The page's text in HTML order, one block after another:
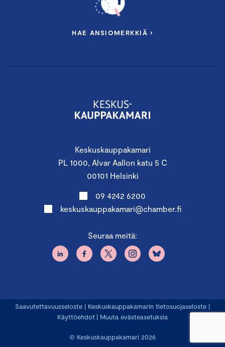
Keskuskauppakamari
PL 1000, Alvar Aallon katu 5 C
00101 Helsinki
09 4242 6200
keskuskauppakamari@chamber.fi
Seuraa meitä:
HAE ANSIOMERKKIÄ ›
© Keskuskauppakamari 2026
Saavutettavuusseloste | Keskuskauppakamarin tietosuojaseloste |
Käyttöehdot | Muuta evästeasetuksia